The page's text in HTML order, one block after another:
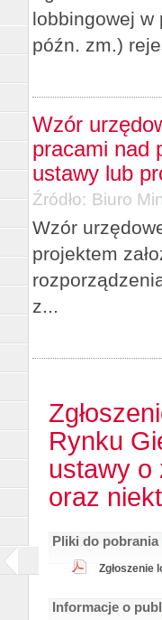
lobbingowej w
późn. zm.)
Wzór
pracami nad
ustawy lub
Źródło: Biuro
Wzór
projektem
z...
Rynku
ustawy o
oraz
Pliki do pobrania
Zgłoszenie
Informacje o